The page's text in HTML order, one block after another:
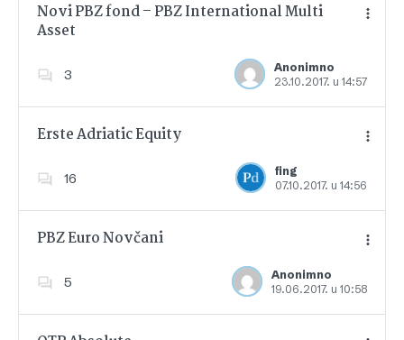
Novi PBZ fond – PBZ International Multi
Asset
3
Anonimno
23.10.2017. u 14:57
Dodajte u favorite
Erste Adriatic Equity
16
fing
07.10.2017. u 14:56
Dodajte u favorite
PBZ Euro Novčani
5
Anonimno
19.06.2017. u 10:58
Dodajte u favorite